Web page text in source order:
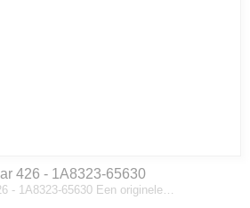
426 - 1A8323-65630
- 1A8323-65630 Een originele…